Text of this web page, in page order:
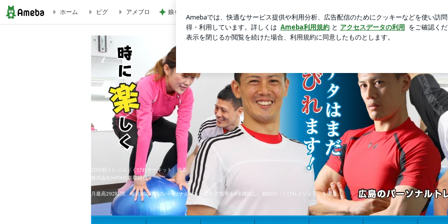
背中のはみ肉と二の腕脂肪撃退エクササイズ | 南青山&広島のパーソナルトレーニングくびれ美人代表 畑紀寿
ホーム ピグ アメブロ 娘を掃除の人と答えた入院中の母 ロ
20分筋トレジム〈くびれサーキット〉代表
株式会社HATA代表取締役
月最高292時間、毎月250時間のパーソナルトレーニング指導を4年継続し、独自の〈くびれメソッド〉を開発。